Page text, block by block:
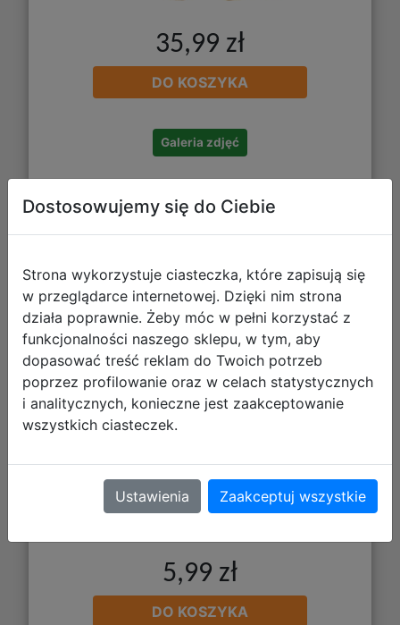
35,99 zł
DO KOSZYKA
Galeria zdjęć
Interdruk Blok Techniczny Kolorowy
A4 10 kartek 160g 070029
5,99 zł
DO KOSZYKA
Dostosowujemy się do Ciebie
Strona wykorzystuje ciasteczka, które zapisują się
w przeglądarce internetowej. Dzięki nim strona
działa poprawnie. Żeby móc w pełni korzystać z
funkcjonalności naszego sklepu, w tym, aby
dopasować treść reklam do Twoich potrzeb
poprzez profilowanie oraz w celach statystycznych
i analitycznych, konieczne jest zaakceptowanie
wszystkich ciasteczek.
Ustawienia Zaakceptuj wszystkie